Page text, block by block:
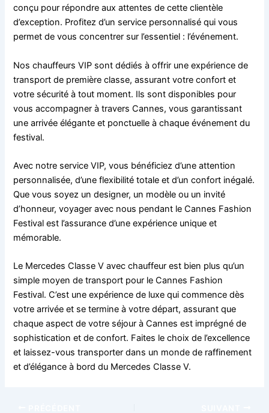
conçu pour répondre aux attentes de cette clientèle
d’exception. Profitez d’un service personnalisé qui vous
permet de vous concentrer sur l’essentiel : l’événement.
Nos chauffeurs VIP sont dédiés à offrir une expérience de
transport de première classe, assurant votre confort et
votre sécurité à tout moment. Ils sont disponibles pour
vous accompagner à travers Cannes, vous garantissant
une arrivée élégante et ponctuelle à chaque événement du
festival.
Avec notre service VIP, vous bénéficiez d’une attention
personnalisée, d’une flexibilité totale et d’un confort inégalé.
Que vous soyez un designer, un modèle ou un invité
d’honneur, voyager avec nous pendant le Cannes Fashion
Festival est l’assurance d’une expérience unique et
mémorable.
Le Mercedes Classe V avec chauffeur est bien plus qu’un
simple moyen de transport pour le Cannes Fashion
Festival. C’est une expérience de luxe qui commence dès
votre arrivée et se termine à votre départ, assurant que
chaque aspect de votre séjour à Cannes est imprégné de
sophistication et de confort. Faites le choix de l’excellence
et laissez-vous transporter dans un monde de raffinement
et d’élégance à bord du Mercedes Classe V.